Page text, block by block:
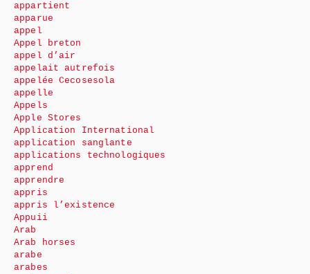
appartient
apparue
appel
Appel breton
appel d’air
appelait autrefois
appelée Cecosesola
appelle
Appels
Apple Stores
Application International
application sanglante
applications technologiques
apprend
apprendre
appris
appris l’existence
Appuii
Arab
Arab horses
arabe
arabes